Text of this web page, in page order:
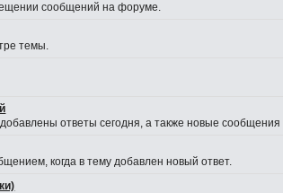
сообщений на форуме.
темы.
ответы сегодня, а также новые
когда в тему добавлен новый ответ.